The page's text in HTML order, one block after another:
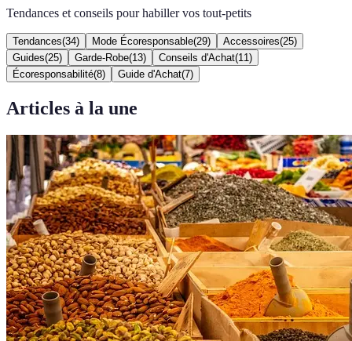
Tendances et conseils pour habiller vos tout-petits
Tendances(34) Mode Écoresponsable(29) Accessoires(25)
Guides(25) Garde-Robe(13) Conseils d'Achat(11 )
Écoresponsabilité(8) Guide d'Achat(7)
Articles à la une